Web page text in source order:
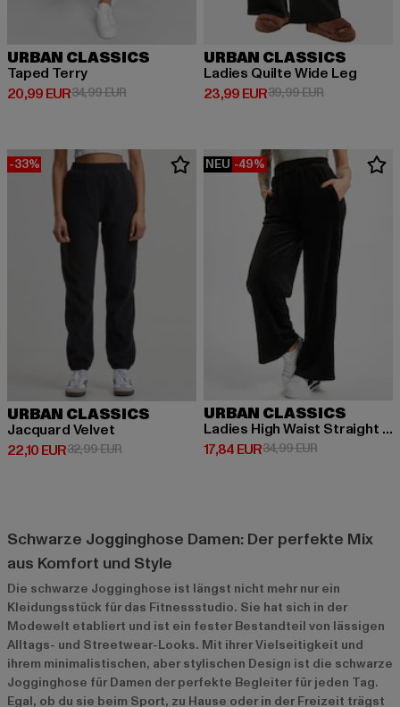
URBAN CLASSICS
Taped Terry
20,99 EUR
Derzeitiger Preis: 20,99 EUR
34,99 EURAktionspreis: 34,99 EUR
URBAN CLASSICS
Ladies Quilte Wide Leg
23,99 EUR
Derzeitiger Preis: 23,99 EUR
39,99 EURAktionspreis:
-33%
URBAN CLASSICS
Jacquard Velvet
22,10 EUR
Derzeitiger Preis: 22,10 EUR
32,99 EURAktionspreis: 32,99 EUR
NEU -49%
URBAN CLASSICS
Ladies High Waist Straight Velvet
17,84 EUR
Derzeitiger Preis: 17,84 EUR
34,99 EURAktionspreis:
Schwarze Jogginghose Damen: Der perfekte Mix
aus Komfort und Style
Die schwarze Jogginghose ist längst nicht mehr nur ein
Kleidungsstück für das Fitnessstudio. Sie hat sich in der
Modewelt etabliert und ist ein fester Bestandteil von lässigen
Alltags- und Streetwear-Looks. Mit ihrer Vielseitigkeit und
ihrem minimalistischen, aber stylischen Design ist die schwarze
Jogginghose für Damen der perfekte Begleiter für jeden Tag.
Egal, ob du sie beim Sport, zu Hause oder in der Freizeit trägst